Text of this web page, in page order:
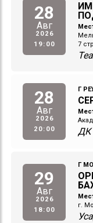
28
Авг
2026
19:00
7
28
Авг
2026
20:00
Г
ДК
29
Авг
2026
18:00
Г
г.